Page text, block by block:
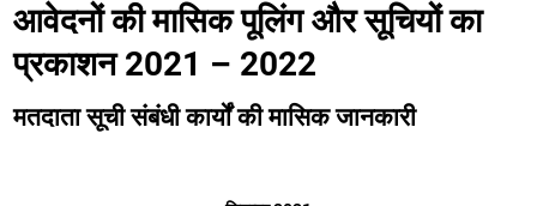
आवेदनों की मासिक पूलिंग और सूचियों का
प्रकाशन 2021 – 2022
मतदाता सूची संबंधी कार्यों की मासिक जानकारी